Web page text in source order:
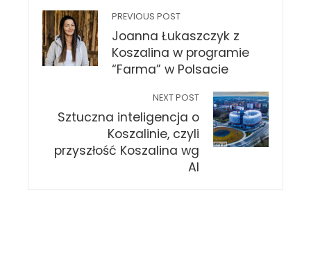
PREVIOUS POST
Joanna Łukaszczyk z
Koszalina w programie
“Farma” w Polsacie
NEXT POST
Sztuczna inteligencja o
Koszalinie, czyli
przyszłość Koszalina wg
AI